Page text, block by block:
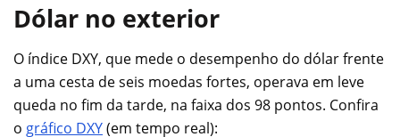
Dólar no exterior
O índice DXY, que mede o desempenho do dólar frente
a uma cesta de seis moedas fortes, operava em leve
queda no fim da tarde, na faixa dos 98 pontos. Confira
o gráfico DXY(em tempo real):